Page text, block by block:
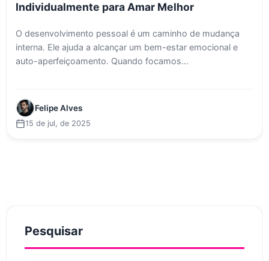
Individualmente para Amar Melhor
O desenvolvimento pessoal é um caminho de mudança
interna. Ele ajuda a alcançar um bem-estar emocional e
auto-aperfeiçoamento. Quando focamos...
Felipe Alves
15 de jul, de 2025
Pesquisar